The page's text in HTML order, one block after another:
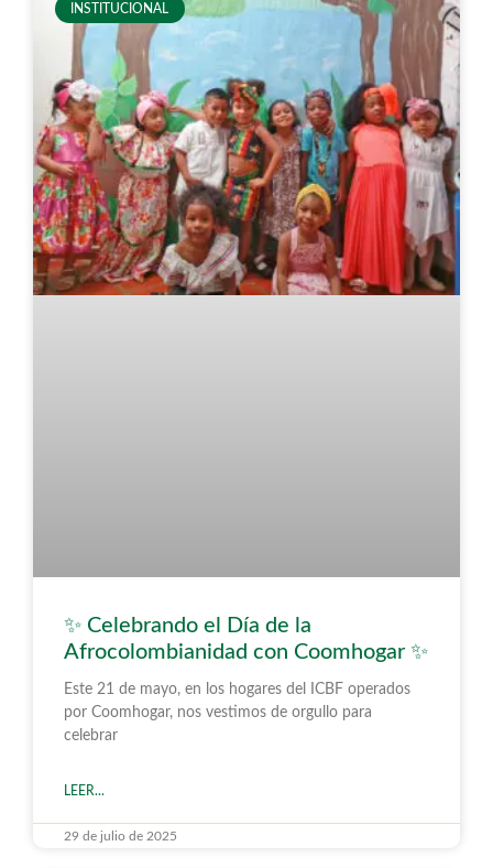
INSTITUCIONAL
✨ Celebrando el Día de la
Afrocolombianidad con Coomhogar ✨
Este 21 de mayo, en los hogares del ICBF operados
por Coomhogar, nos vestimos de orgullo para
celebrar
LEER...
29 de julio de 2025